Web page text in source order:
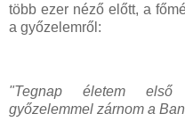
több ezer néző előtt, a
a győzelemről:
"Tegnap életem első
győzelemmel zárnom a